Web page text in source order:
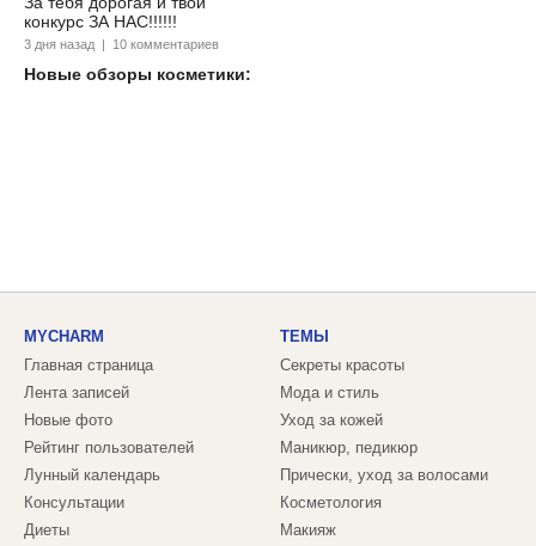
конкурс ЗА НАС!!!!!!
3 дня назад | 10 комментариев
Новые обзоры косметики:
MYCHARM
Главная страница
Лента записей
Новые фото
Рейтинг пользователей
Лунный календарь
Консультации
Диеты
ТЕМЫ
Секреты красоты
Мода и стиль
Уход за кожей
Маникюр, педикюр
Прически, уход за волосами
Косметология
Макияж